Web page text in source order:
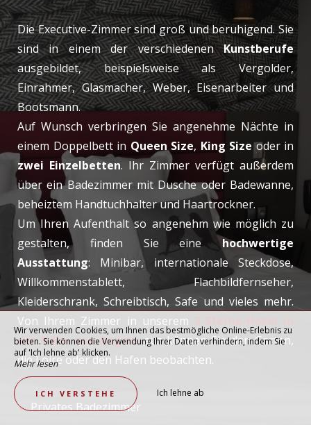
Die Executive-Zimmer sind groß und beruhigend. Sie
sind in einem der verschiedenenKunstberufe
ausgebildet, beispielsweise als Vergolder,
Einrahmer, Glasmacher, Weber, Eisenarbeiter und
Bootsmann.
Auf Wunsch verbringen Sie angenehme Nächte in
einem Doppelbett in Queen Size, King Sizeoder in
zwei Einzelbetten. Ihr Zimmer verfügt außerdem
über ein Badezimmer mit Dusche oder Badewanne,
beheiztem Handtuchhalter und Haartrockner.
Um Ihren Aufenthalt so angenehm wie möglich zu
gestalten, finden Sie einehochwertige
Ausstattung: Minibar, internationale Steckdose,
Willkommenstablett, Flachbildfernseher,
Kleiderschrank, Schreibtisch, Safe und vieles mehr.
Von Ihrem Zimmer in unserem
der Nähe von Angersaus können Sie den Garten,
die Loire oder den Hafen beobachten.
Privates Badezimmer
Wir verwenden Cookies, um Ihnen das bestmögliche Online-Erlebnis zu
bieten. Sie können die Verwendung Ihrer Daten verhindern, indem Sie
auf 'Ich lehne ab' klicken.
Mehr lesen
ICH VERSTEHE Ich lehne ab